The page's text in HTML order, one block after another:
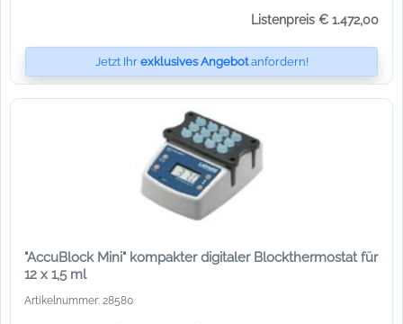
Listenpreis € 1.472,00
Jetzt Ihr exklusives Angebotanfordern!
"AccuBlock Mini" kompakter digitaler Blockthermostat für
12 x 1,5 ml
Artikelnummer: 28580